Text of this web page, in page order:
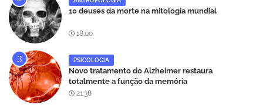
10 deuses da morte na mitologia mundial
18:00
PSICOLOGIA
Novo tratamento do Alzheimer restaura
totalmente a função da memória
21:38